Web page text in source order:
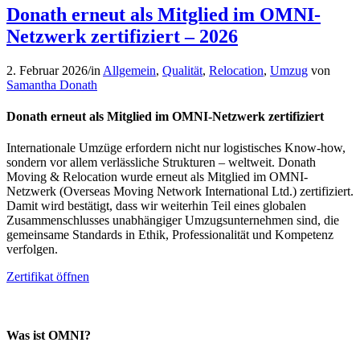
Donath erneut als Mitglied im OMNI-
Netzwerk zertifiziert – 2026
2. Februar 2026/in Allgemein, Qualität, Relocation, Umzug von
Samantha Donath
Donath erneut als Mitglied im OMNI-Netzwerk zertifiziert
Internationale Umzüge erfordern nicht nur logistisches Know-how,
sondern vor allem verlässliche Strukturen – weltweit. Donath
Moving & Relocation wurde erneut als Mitglied im OMNI-
Netzwerk (Overseas Moving Network International Ltd.) zertifiziert.
Damit wird bestätigt, dass wir weiterhin Teil eines globalen
Zusammenschlusses unabhängiger Umzugsunternehmen sind, die
gemeinsame Standards in Ethik, Professionalität und Kompetenz
verfolgen.
Zertifikat öffnen
Was ist OMNI?